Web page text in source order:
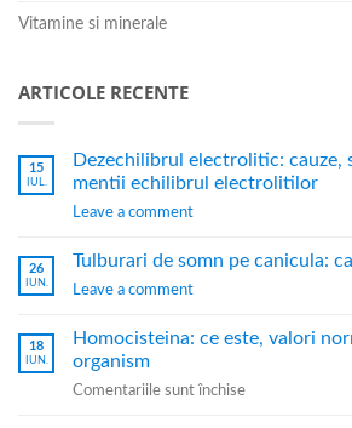
Vitamine si minerale
ARTICOLE RECENTE
15
IUL.
Dezechilibrul electrolitic: cauze,
mentii echilibrul electrolitilor
Leave a comment
26
IUN.
Tulburari de somn pe canicula:
Leave a comment
18
IUN.
Homocisteina: ce este, valori
organism
Comentariile sunt închise